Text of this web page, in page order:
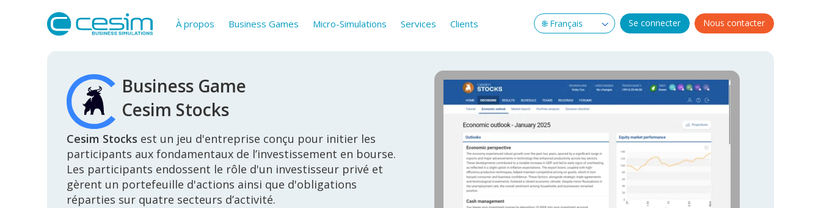
À propos Business Games Micro-Simulations Services Clients Se connecter Nous contacter
Business Game
Cesim Stocks
Cesim Stocks est un jeu d'entreprise conçu pour initier les
participants aux fondamentaux de l’investissement en bourse.
Les participants endossent le rôle d'un investisseur privé et
gèrent un portefeuille d'actions ainsi que d'obligations
réparties sur quatre secteurs d’activité.